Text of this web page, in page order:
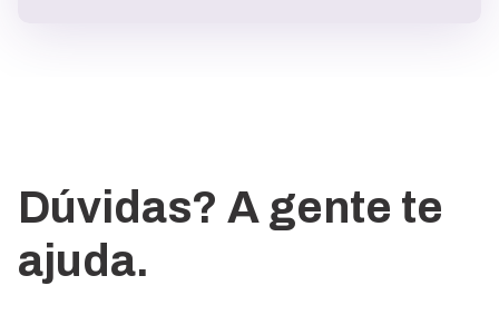
Dúvidas? A gente te
ajuda.